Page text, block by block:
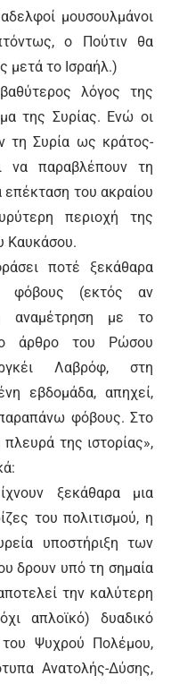
μουσουλμάνοι
ο Πούτιν θα
μετά το Ισραήλ.)
λόγος της
της Συρίας. Ενώ οι
τη Συρία ως κράτος-
να παραβλέπουν τη
του ακραίου
περιοχή της
Καυκάσου.
ποτέ ξεκάθαρα
φόβους (εκτός αν
αναμέτρηση με το
άρθρο του Ρώσου
Λαβρόφ, στη
εβδομάδα, απηχεί,
φόβους. Στο
της ιστορίας»,
ξεκάθαρα μια
του πολιτισμού, η
υποστήριξη των
δρουν υπό τη σημαία
την καλύτερη
απλοϊκό) δυαδικό
Ψυχρού Πολέμου,
Ανατολής-Δύσης,